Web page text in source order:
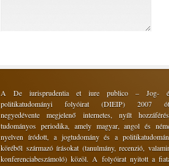
A De iurisprudentia et iure publico – Jog-
politikatudományi folyóirat (DIEIP) 2007
negyedévente megjelenő internetes, nyílt
tudományos periodika, amely magyar, angol és
nyelven íródott, a jogtudomány és a
köréből származó írásokat (tanulmány, recenzió,
konferenciabeszámoló) közöl. A folyóirat nyitott a